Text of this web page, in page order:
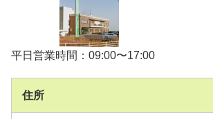
平日営業時間：09:00〜17:00
住所